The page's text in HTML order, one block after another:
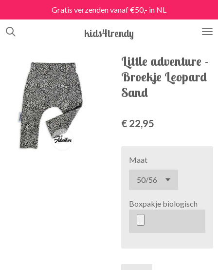
direct
naar
kids4trendy
Gratis verzenden vanaf €50,- in NL
Little adventure -
Broekje Leopard
Sand
€ 22,95
Maat
Boxpakje biologisch